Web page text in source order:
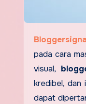
pada cara
visual,
kredibel, dan
dapat